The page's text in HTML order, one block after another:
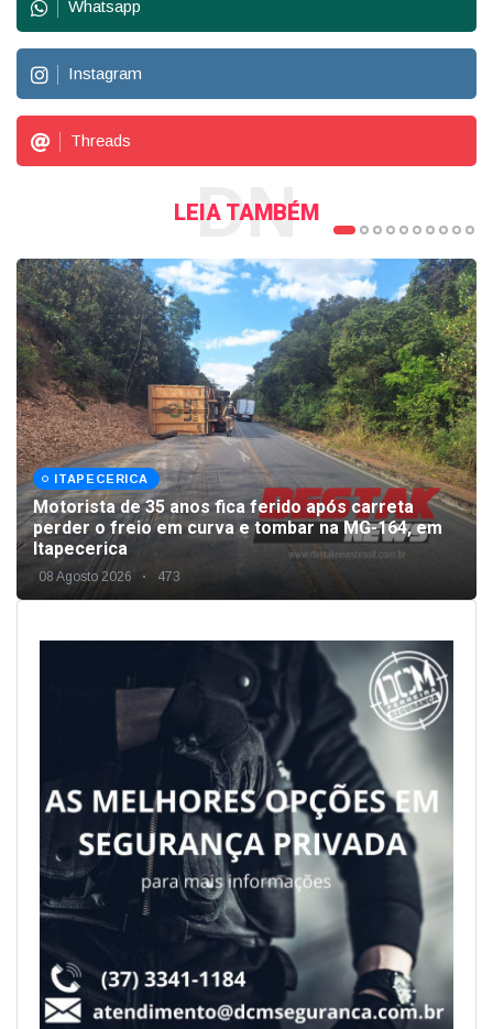
Whatsapp
Instagram
Threads
LEIA TAMBÉM
DN
ITAPECERICA
Motorista de 35 anos fica ferido após carreta
perder o freio em curva e tombar na MG-164, em
Itapecerica
08 Agosto 2026 473